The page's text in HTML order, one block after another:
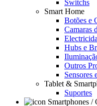
Switchs
Smart Home
Botões e
Camaras
Hubs e
Outros
Sensores
Tablet &
Suportes